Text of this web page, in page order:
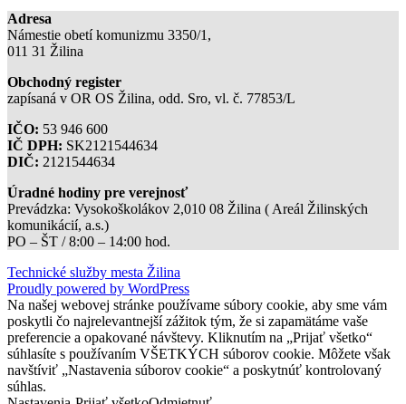
Adresa
Námestie obetí komunizmu 3350/1,
011 31 Žilina
Obchodný register
zapísaná v OR OS Žilina, odd. Sro, vl. č. 77853/L
IČO: 53 946 600
IČ DPH: SK2121544634
DIČ: 2121544634
Úradné hodiny pre verejnosť
Prevádzka: Vysokoškolákov 2,010 08 Žilina ( Areál Žilinských
komunikácií, a.s.)
PO – ŠT / 8:00 – 14:00 hod.
Technické služby mesta Žilina
Proudly powered by WordPress
Na našej webovej stránke používame súbory cookie, aby sme vám
poskytli čo najrelevantnejší zážitok tým, že si zapamätáme vaše
preferencie a opakované návštevy. Kliknutím na „Prijať všetko“
súhlasíte s používaním VŠETKÝCH súborov cookie. Môžete však
navštíviť „Nastavenia súborov cookie“ a poskytnúť kontrolovaný
súhlas.